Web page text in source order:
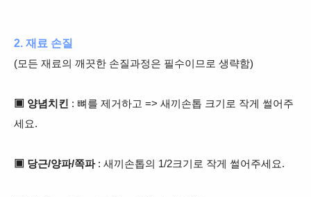
2. 재료 손질
(모든 재료의 깨끗한 손질과정은 필수이므로 생략함)
▣ 양념치킨 : 뼈를 제거하고 => 새끼손톱 크기로 작게 썰어주
세요.
▣ 당근/양파/쪽파: 새끼손톱의 1/2크기로 작게 썰어주세요.